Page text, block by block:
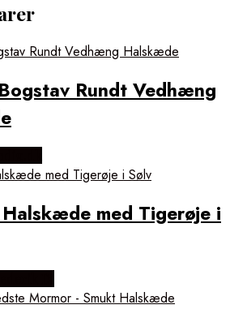
Rundt Vedhæng
med Tigerøje i